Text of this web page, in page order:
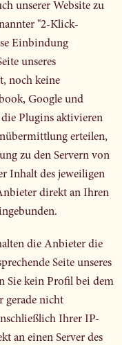
unserer Website zu
"2-Klick-
Einbindung
unseres
noch keine
Google und
Plugins aktivieren
erteilen,
zu den Servern von
Inhalt des jeweiligen
direkt an Ihren
die Anbieter die
Seite unseres
Sie kein Profil bei dem
gerade nicht
Ihrer IP-
an einen Server des